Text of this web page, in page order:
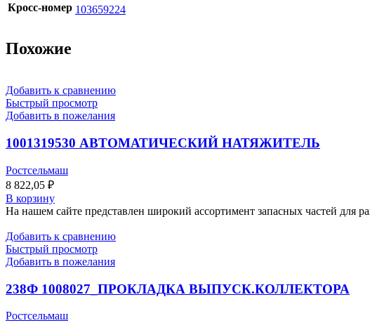
Кросс-номер 103659224
Похожие
Добавить к сравнению
Быстрый просмотр
Добавить в пожелания
1001319530 АВТОМАТИЧЕСКИЙ НАТЯЖИТЕЛЬ
Ростсельмаш
8 822,05 ₽
В корзину
На нашем сайте представлен широкий ассортимент запасных частей для
Добавить к сравнению
Быстрый просмотр
Добавить в пожелания
238Ф 1008027_ПРОКЛАДКА ВЫПУСК.КОЛЛЕКТОРА
Ростсельмаш